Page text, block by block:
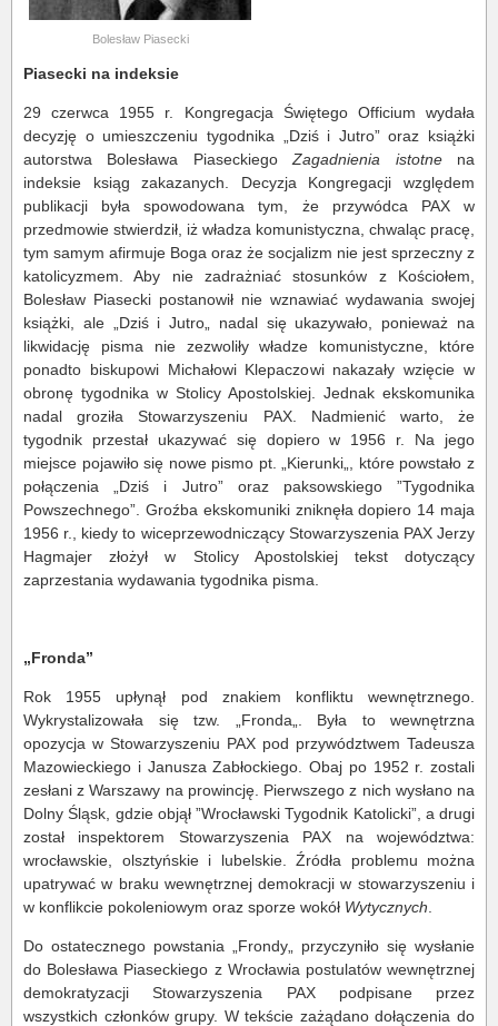
Bolesław Piasecki
Piasecki na indeksie
29 czerwca 1955 r. Kongregacja Świętego Officium wydała
decyzję o umieszczeniu tygodnika „Dziś i Jutro” oraz książki
autorstwa Bolesława PiaseckiegoZagadnienia istotnena
indeksie ksiąg zakazanych. Decyzja Kongregacji względem
publikacji była spowodowana tym, że przywódca PAX w
przedmowie stwierdził, iż władza komunistyczna, chwaląc pracę,
tym samym afirmuje Boga oraz że socjalizm nie jest sprzeczny z
katolicyzmem. Aby nie zadrażniać stosunków z Kościołem,
Bolesław Piasecki postanowił nie wznawiać wydawania swojej
książki, ale „Dziś i Jutro„ nadal się ukazywało, ponieważ na
likwidację pisma nie zezwoliły władze komunistyczne, które
ponadto biskupowi Michałowi Klepaczowi nakazały wzięcie w
obronę tygodnika w Stolicy Apostolskiej. Jednak ekskomunika
nadal groziła Stowarzyszeniu PAX. Nadmienić warto, że
tygodnik przestał ukazywać się dopiero w 1956 r. Na jego
miejsce pojawiło się nowe pismo pt. „Kierunki„, które powstało z
połączenia „Dziś i Jutro” oraz paksowskiego ”Tygodnika
Powszechnego”. Groźba ekskomuniki zniknęła dopiero 14 maja
1956 r., kiedy to wiceprzewodniczący Stowarzyszenia PAX Jerzy
Hagmajer złożył w Stolicy Apostolskiej tekst dotyczący
zaprzestania wydawania tygodnika pisma.
„Fronda”
Rok 1955 upłynął pod znakiem konfliktu wewnętrznego.
Wykrystalizowała się tzw. „Fronda„. Była to wewnętrzna
opozycja w Stowarzyszeniu PAX pod przywództwem Tadeusza
Mazowieckiego i Janusza Zabłockiego. Obaj po 1952 r. zostali
zesłani z Warszawy na prowincję. Pierwszego z nich wysłano na
Dolny Śląsk, gdzie objął ”Wrocławski Tygodnik Katolicki”, a drugi
został inspektorem Stowarzyszenia PAX na województwa:
wrocławskie, olsztyńskie i lubelskie. Źródła problemu można
upatrywać w braku wewnętrznej demokracji w stowarzyszeniu i
w konflikcie pokoleniowym oraz sporze wokół Wytycznych
Do ostatecznego powstania „Frondy„ przyczyniło się wysłanie
do Bolesława Piaseckiego z Wrocławia postulatów wewnętrznej
demokratyzacji Stowarzyszenia PAX podpisane przez
wszystkich członków grupy. W tekście zażądano dołączenia do